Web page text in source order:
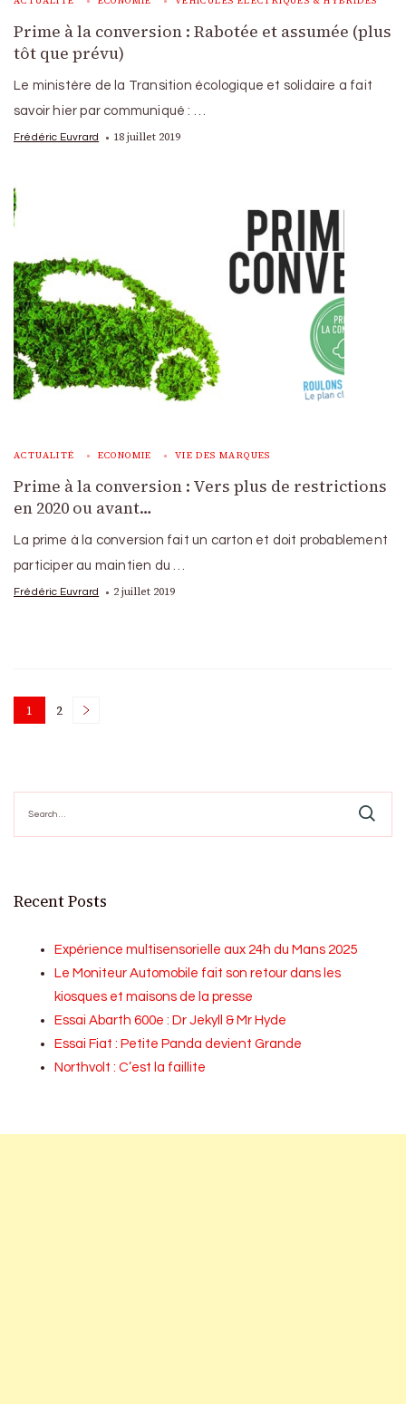
Prime à la conversion : Rabotée et assumée (plus
tôt que prévu)
Le ministère de la Transition écologique et solidaire a fait
savoir hier par communiqué : …
Frédéric Euvrard 18 juillet 2019
ACTUALITÉ ECONOMIE VIE DES MARQUES
Prime à la conversion : Vers plus de restrictions
en 2020 ou avant…
La prime à la conversion fait un carton et doit probablement
participer au maintien du …
Frédéric Euvrard 2 juillet 2019
Posts
Page
1 Page
2
for:
Recent Posts
Expérience multisensorielle aux 24h du Mans 2025
Le Moniteur Automobile fait son retour dans les
kiosques et maisons de la presse
Essai Abarth 600e : Dr Jekyll & Mr Hyde
Essai Fiat : Petite Panda devient Grande
Northvolt : C’est la faillite